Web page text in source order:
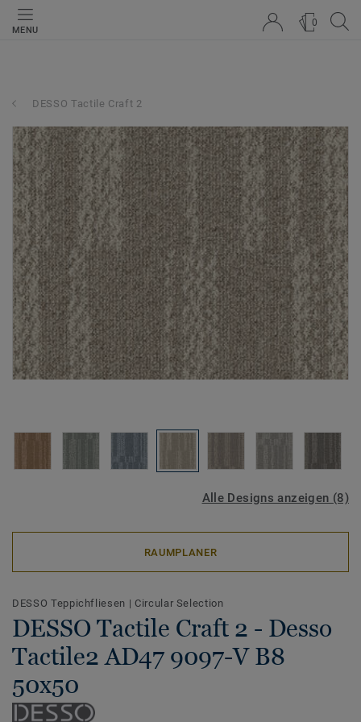
MENU
0
DESSO Tactile Craft 2
Alle Designs anzeigen (8)
RAUMPLANER
DESSO Teppichfliesen | Circular Selection
DESSO Tactile Craft 2 - Desso
Tactile2 AD47 9097-V B8
50x50